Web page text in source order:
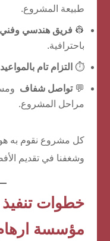
طبيعة المشروع.
👷 فريق هندسي
باحترافية.
⏱️ التزام تام بالمواعيد
💬تواصل شفاف
مراحل المشروع.
كل مشروع نقوم به هو
وشغفنا في تقديم
خطوات
مؤسسة